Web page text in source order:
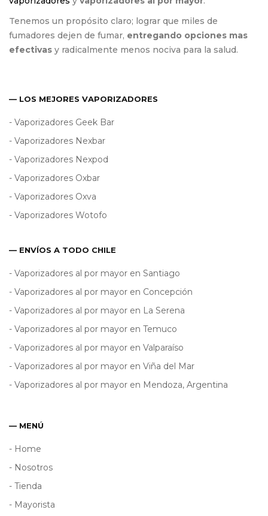
Tenemos un propósito claro; lograr que miles de
fumadores dejen de fumar, entregando opciones mas
efectivas y radicalmente menos nociva para la salud.
— LOS MEJORES VAPORIZADORES
- Vaporizadores Geek Bar
- Vaporizadores Nexbar
- Vaporizadores Nexpod
- Vaporizadores Oxbar
- Vaporizadores Oxva
- Vaporizadores Wotofo
— ENVÍOS A TODO CHILE
- Vaporizadores al por mayor en Santiago
- Vaporizadores al por mayor en Concepción
- Vaporizadores al por mayor en La Serena
- Vaporizadores al por mayor en Temuco
- Vaporizadores al por mayor en Valparaíso
- Vaporizadores al por mayor en Viña del Mar
- Vaporizadores al por mayor en Mendoza, Argentina
— MENÚ
- Home
- Nosotros
- Tienda
- Mayorista